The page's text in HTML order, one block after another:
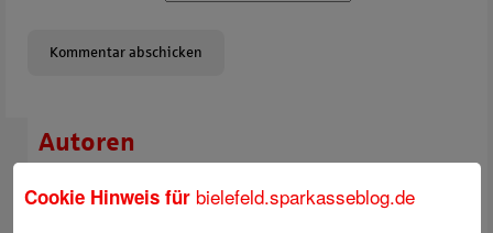
Autoren
Cookie Hinweis für bielefeld.sparkasseblog.de